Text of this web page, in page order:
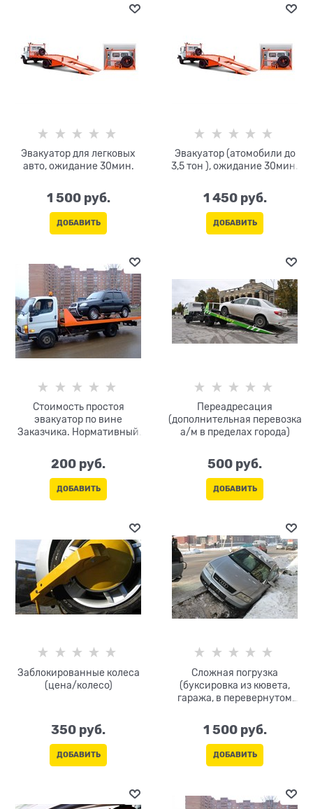
Эвакуатор для легковых
авто, ожидание 30мин.
1 500 руб.
ДОБАВИТЬ
Эвакуатор (атомобили до
3,5 тон ), ожидание 30мин.
1 450 руб.
ДОБАВИТЬ
Стоимость простоя
эвакуатор по вине
Заказчика. Нормативный
разгрузку-30 мин. (не
оплачивается). Оплата за
каждые 10 мин
200 руб.
ДОБАВИТЬ
Переадресация
(дополнительная перевозка
а/м в пределах города)
500 руб.
ДОБАВИТЬ
Заблокированные колеса
(цена/колесо)
350 руб.
ДОБАВИТЬ
Сложная погрузка
(буксировка из кювета,
гаража, в перевернутом
крыше)
1 500 руб.
ДОБАВИТЬ